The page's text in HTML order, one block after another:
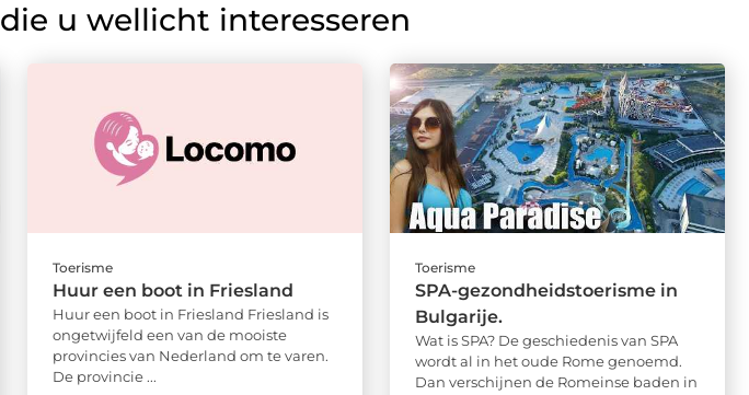
die u wellicht interesseren
Toerisme
Huur een boot in Friesland
Huur een boot in Friesland Friesland is
ongetwijfeld een van de mooiste
provincies van Nederland om te varen.
De provincie ...
Toerisme
SPA-gezondheidstoerisme in
Bulgarije.
Wat is SPA? De geschiedenis van SPA
wordt al in het oude Rome genoemd.
Dan verschijnen de Romeinse baden in